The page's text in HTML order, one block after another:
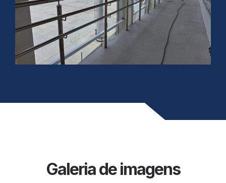
Galeria de imagens